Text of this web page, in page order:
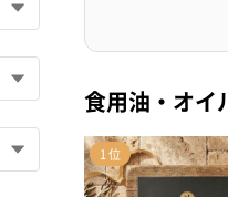
食用油・オイ